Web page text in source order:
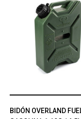
BIDÓN OVERLAND